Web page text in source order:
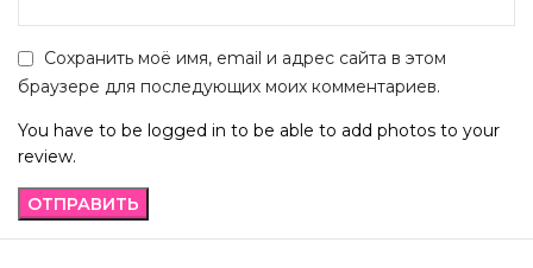
Сохранить моё имя, email и адрес сайта в этом
браузере для последующих моих комментариев.
You have to be logged in to be able to add photos to your
review.